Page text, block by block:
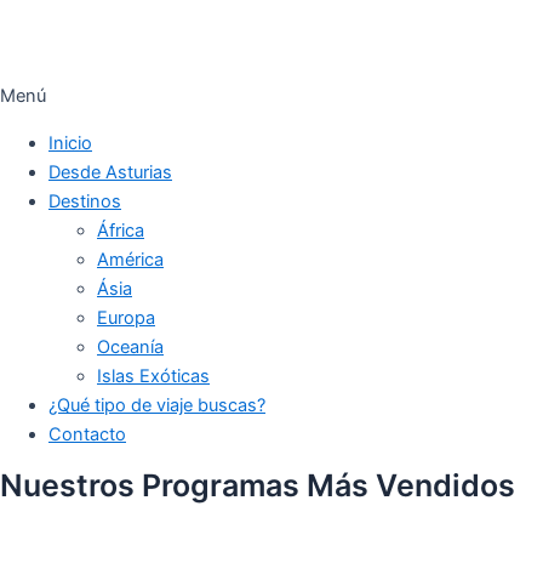
Menú
Inicio
Desde Asturias
Destinos
África
América
Ásia
Europa
Oceanía
Islas Exóticas
¿Qué tipo de viaje buscas?
Contacto
Nuestros Programas Más Vendidos